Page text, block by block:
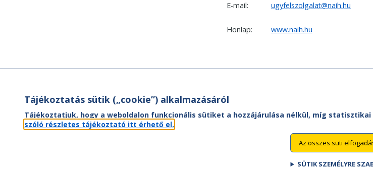
E-mail: ugyfelszolgalat@naih.hu
Honlap: www.naih.hu
Tájékoztatás sütik („cookie”) alkalmazásáról
Tájékoztatjuk, hogy a weboldalon funkcionális sütiket a hozzájárulása nélkül, míg
szóló részletes tájékoztató itt érhető el.
Az összes süti
SÜTIK SZEMÉLYRE